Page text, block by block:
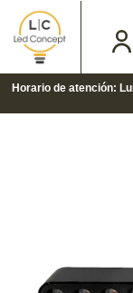
Horario de atención: